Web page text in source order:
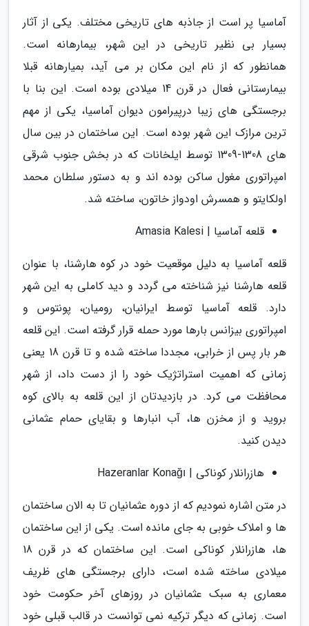
آماسیا پر است از جاذبه های تاریخی مختلف. یکی از آثار
بسیار بی نظیر تاریخی در این شهر، بیمارهانه است.
همانطور که از نام این مکان بر می آید، بمیارهانه قبلا
بیمارستانی فعال در قرن 14 میلادی بوده است. این بنا با
برجستگی های زیبا درپیرامون دیوان آماسیا، یکی از مهم
ترین مرازک این شهر بوده است. این ساختمان در بین سال
های 1308-1309 توسط ایلخانات که در بخش جنوب شرقی
امپراتوری مغول ساکن بوده اند و به دستور سلطان محمد
اولکایتو و همسرش اودواز خاتون، ساخته شد.
قلعه آماسیا | Amasia Kalesi
قلعه آماسیا به دلیل موقعیت خود در کوه هارشنا، با عنوان
قلعه هارشنا نیز شناخته می گردد و دید کاملی به این شهر
دارد. قلعه آماسیا توسط ایرانیان، رومیان، پونتوس و
امپراتوری بیزانس بارها مورد حمله قرار گرفته است. این قلعه
هر بار پس از خرابی، مجددا ساخته شده و تا قرن 18 یعنی
زمانی که اهمیت استراتژیک خود را از دست داد، از شهر
محافظت می کرد. در بازدیدتان از این قلعه به بالای کوه
بروید و از مخزن ها، آب انبارها و بقایای حمام عثمانی
دیدن کنید.
هازرانلار کوناکی | Hazeranlar Konağı
در متن اشاره نمودیم که از دوره عثمانیان تا به الان ساختمان
ها و املاک خوبی به جای مانده است. یکی از این ساختمان
ها، هازرانلار کوناکی است. این ساختمان که در قرن 18
میلادی ساخته شده است، دارای برجستگی های ظریف
معماری به سبک عثمانیان در روزهای آخر حکومت خود
است. زمانی که دیگر ترکیه نمی توانست در قالب قبلی خود